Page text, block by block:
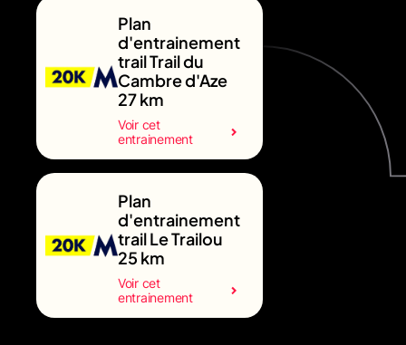
Plan
d'entrainement
trail Trail du
Cambre d'Aze
27 km
Voir cet
entrainement
Plan
d'entrainement
trail Le Trailou
25 km
Voir cet
entrainement